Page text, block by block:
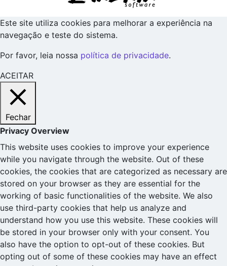
Este site utiliza cookies para melhorar a experiência na
navegação e teste do sistema.
Por favor, leia nossa política de privacidade.
ACEITAR
Fechar
Privacy Overview
This website uses cookies to improve your experience
while you navigate through the website. Out of these
cookies, the cookies that are categorized as necessary are
stored on your browser as they are essential for the
working of basic functionalities of the website. We also
use third-party cookies that help us analyze and
understand how you use this website. These cookies will
be stored in your browser only with your consent. You
also have the option to opt-out of these cookies. But
opting out of some of these cookies may have an effect